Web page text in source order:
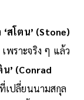
‘สโตน’ (Stone)
พราะจริง ๆ แล้ว
น’ (Conrad
เปลี่ยนนามสกุล